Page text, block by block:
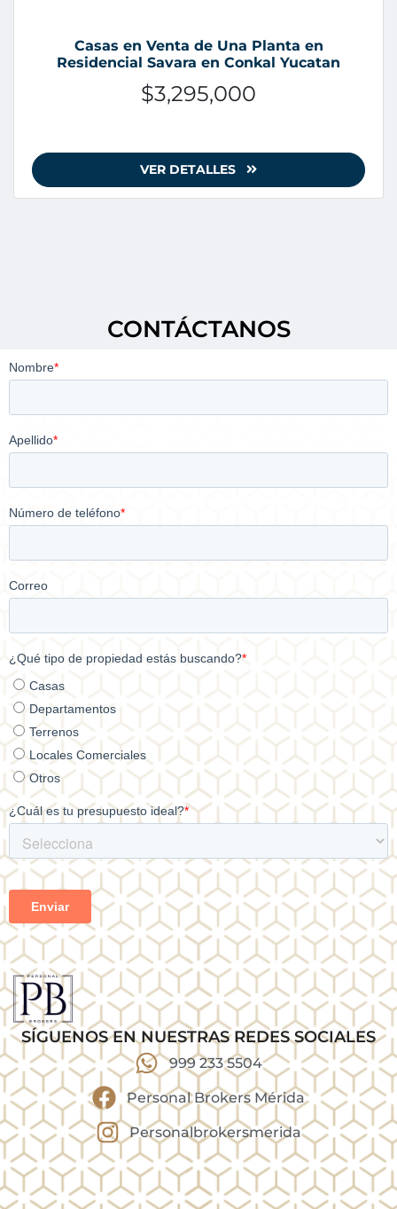
Casas en Venta de Una Planta en
Residencial Savara en Conkal Yucatan
$3,295,000
VER DETALLES
CONTÁCTANOS
SÍGUENOS EN NUESTRAS REDES SOCIALES
999 233 5504
Personal Brokers Mérida
Personalbrokersmerida